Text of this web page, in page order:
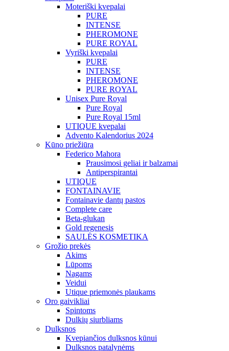
Moteriški kvepalai
PURE
INTENSE
PHEROMONE
PURE ROYAL
Vyriški kvepalai
PURE
INTENSE
PHEROMONE
PURE ROYAL
Unisex Pure Royal
Pure Royal
Pure Royal 15ml
UTIQUE kvepalai
Advento Kalendorius 2024
Kūno priežiūra
Federico Mahora
Prausimosi geliai ir balzamai
Antiperspirantai
UTIQUE
FONTAINAVIE
Fontainavie dantų pastos
Complete care
Beta-glukan
Gold regenesis
SAULĖS KOSMETIKA
Grožio prekės
Akims
Lūpoms
Nagams
Veidui
Utique priemonės plaukams
Oro gaivikliai
Spintoms
Dulkių siurbliams
Dulksnos
Kvepiančios dulksnos kūnui
Dulksnos patalynėms